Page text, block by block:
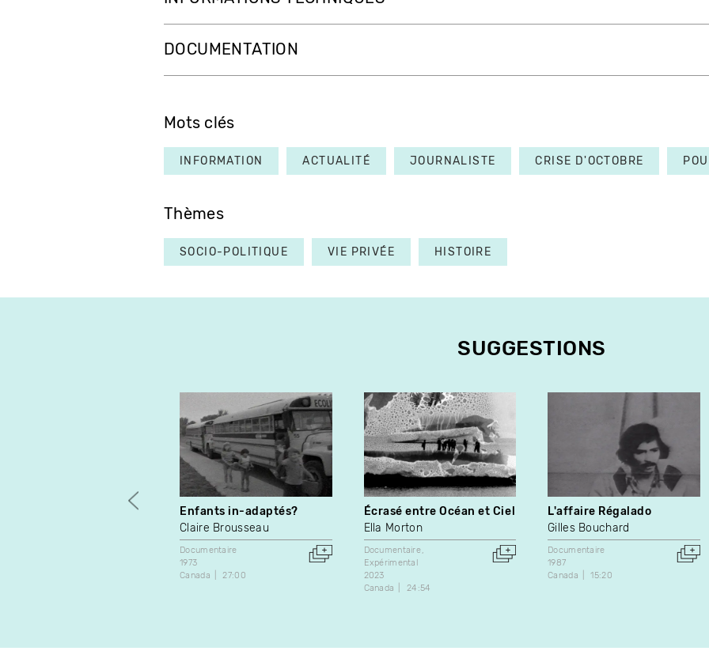
DOCUMENTATION
Mots clés
INFORMATION ACTUALITÉ JOURNALISTE CRISE D'OCTOBRE
Thèmes
SOCIO-POLITIQUE VIE PRIVÉE HISTOIRE
SUGGESTIONS
Enfants in-adaptés?
Claire Brousseau
Documentaire
1973
Canada
27:00
Écrasé entre Océan et Ciel
Ella Morton
Documentaire
Expérimental
2023
Canada
24:54
L'affaire Régalado
Gilles Bouchard
Documentaire
1987
Canada
15:20